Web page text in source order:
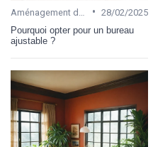
• 28/02/2025
Pourquoi opter pour un bureau
ajustable ?